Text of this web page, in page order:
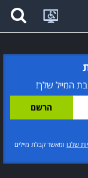
המייל שלך!
שלנו ומאשר קבלת מיילים